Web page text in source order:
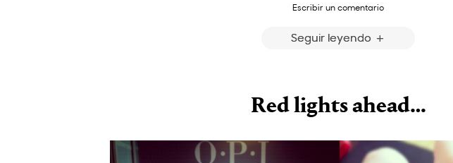
Escribir un comentario
Seguir leyendo
Red lights ahead…